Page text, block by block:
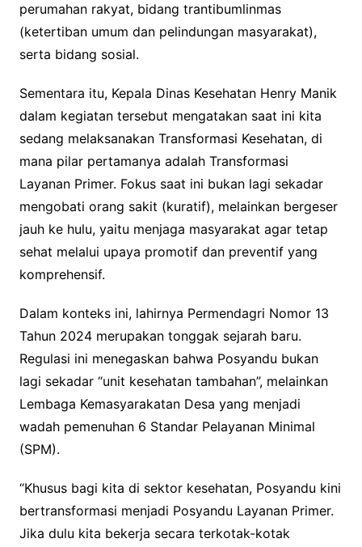
perumahan rakyat, bidang trantibumlinmas
(ketertiban umum dan pelindungan masyarakat),
serta bidang sosial.
Sementara itu, Kepala Dinas Kesehatan Henry Manik
dalam kegiatan tersebut mengatakan saat ini kita
sedang melaksanakan Transformasi Kesehatan, di
mana pilar pertamanya adalah Transformasi
Layanan Primer. Fokus saat ini bukan lagi sekadar
mengobati orang sakit (kuratif), melainkan bergeser
jauh ke hulu, yaitu menjaga masyarakat agar tetap
sehat melalui upaya promotif dan preventif yang
komprehensif.
Dalam konteks ini, lahirnya Permendagri Nomor 13
Tahun 2024 merupakan tonggak sejarah baru.
Regulasi ini menegaskan bahwa Posyandu bukan
lagi sekadar “unit kesehatan tambahan”, melainkan
Lembaga Kemasyarakatan Desa yang menjadi
wadah pemenuhan 6 Standar Pelayanan Minimal
(SPM).
“Khusus bagi kita di sektor kesehatan, Posyandu kini
bertransformasi menjadi Posyandu Layanan Primer.
Jika dulu kita bekerja secara terkotak-kotak